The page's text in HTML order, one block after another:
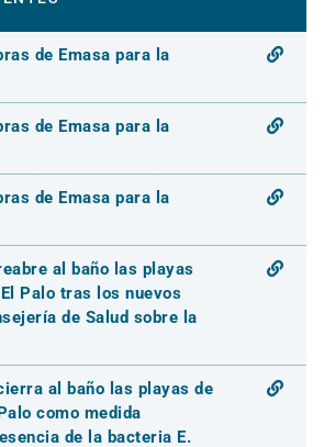
de Emasa para la
de Emasa para la
de Emasa para la
al baño las playas
Palo tras los nuevos
de Salud sobre la
al baño las playas de
como medida
de la bacteria E.